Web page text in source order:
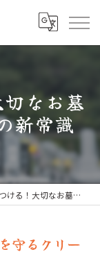
なお墓
新常識
なお墓を守るクリーニングの新常識
守るクリー